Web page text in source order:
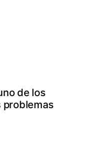
de los
problemas